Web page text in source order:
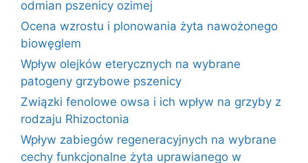
odmian pszenicy ozimej
Ocena wzrostu i plonowania żyta nawożonego
biowęglem
Wpływ olejków eterycznych na wybrane
patogeny grzybowe pszenicy
Związki fenolowe owsa i ich wpływ na grzyby z
rodzaju Rhizoctonia
Wpływ zabiegów regeneracyjnych na wybrane
cechy funkcjonalne żyta uprawianego w